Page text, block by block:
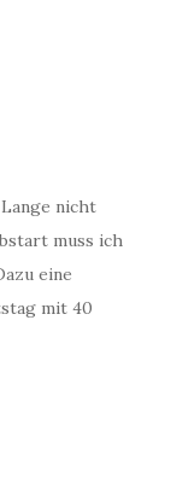
nicht
muss ich
eine
mit 40